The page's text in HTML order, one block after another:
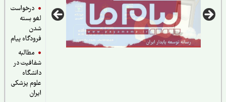
درخواست
لغو بسته
فرودگاه پیام
مطالبه
شفافیت در
دانشگاه
علوم پزشکی